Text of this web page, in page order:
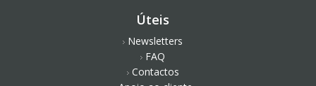
Úteis
Newsletters
FAQ
Contactos